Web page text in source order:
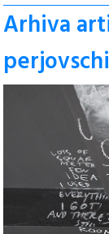
Arhiva
perjovschi